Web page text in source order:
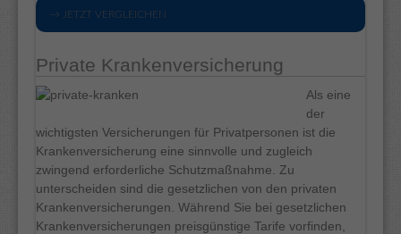
→ JETZT VERGLEICHEN
Private Krankenversicherung
Als eine
der
wichtigsten Versicherungen für Privatpersonen ist die
Krankenversicherung eine sinnvolle und zugleich
zwingend erforderliche Schutzmaßnahme. Zu
unterscheiden sind die gesetzlichen von den privaten
Krankenversicherungen. Während Sie bei gesetzlichen
Krankenversicherungen preisgünstige Tarife vorfinden,